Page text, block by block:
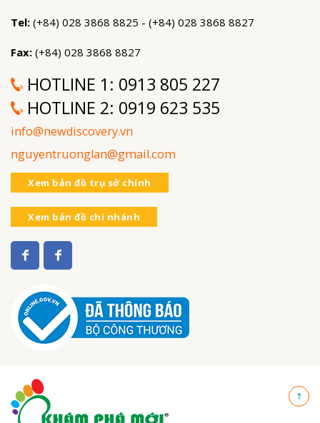
Tel: (+84) 028 3868 8825 - (+84) 028 3868 8827
Fax: (+84) 028 3868 8827
HOTLINE 1: 0913 805 227
HOTLINE 2: 0919 623 535
info@newdiscovery.vn
nguyentruonglan@gmail.com
Xem bản đồ trụ sở chính
Xem bản đồ chi nhánh